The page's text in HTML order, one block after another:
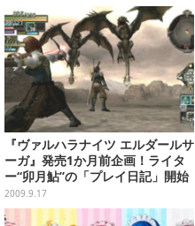
『ヴァルハラナイツ エルダールサ
ーガ』発売1か月前企画！ライタ
ー“卯月鮎”の「プレイ日記」開始
2009.9.17